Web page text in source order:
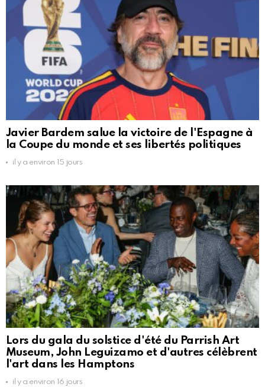
Javier Bardem salue la victoire de l'Espagne à
la Coupe du monde et ses libertés politiques
il y a environ 15 jours
Lors du gala du solstice d'été du Parrish Art
Museum, John Leguizamo et d'autres célèbrent
l'art dans les Hamptons
il y a environ 16 jours